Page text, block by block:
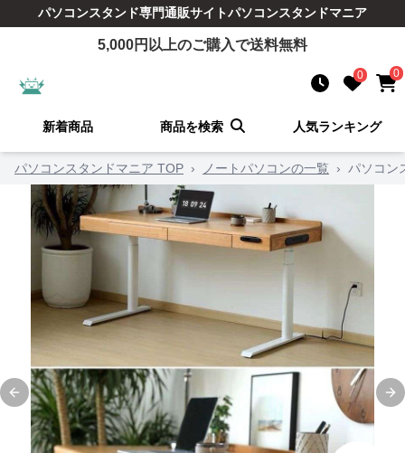
パソコンスタンド専門通販サイトパソコンスタンドマニア
5,000円以上のご購入で送料無料
0 0
新着商品 商品を検索 人気ランキング
パソコンスタンドマニア TOP › ノートパソコンの一覧 › パソコン
Previous slide